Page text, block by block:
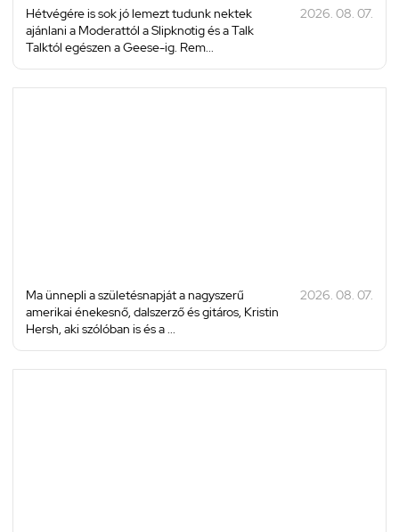
Hétvégére is sok jó lemezt tudunk nektek
ajánlani a Moderattól a Slipknotig és a Talk
Talktól egészen a Geese-ig. Rem...
2026. 08. 07.
Ma ünnepli a születésnapját a nagyszerű
amerikai énekesnő, dalszerző és gitáros, Kristin
Hersh, aki szólóban is és a ...
2026. 08. 07.